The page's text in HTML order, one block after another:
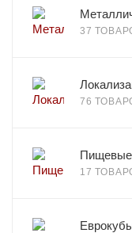
37
76
17